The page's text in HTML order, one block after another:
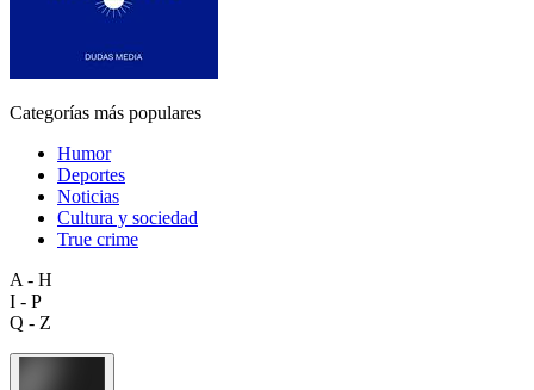
Categorías más populares
Humor
Deportes
Noticias
Cultura y sociedad
True crime
A - H
I - P
Q - Z